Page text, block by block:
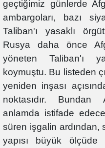
geçtiğimiz günlerde
ambargoları, bazı
Taliban'ı yasaklı
Rusya daha önce
yöneten Taliban'ı
koymuştu. Bu listeden
yeniden inşası
noktasıdır.
anlamda istifade
süren işgalin
yapısı büyük ölçüde